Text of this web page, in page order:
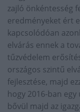
zajló önkéntesség
eredményeket ért
kapcsolódóan
elvárás ennek a
tűzvédelem
országos szintű
fejlesztése, majd
hogy 2016-ban
bővül majd az